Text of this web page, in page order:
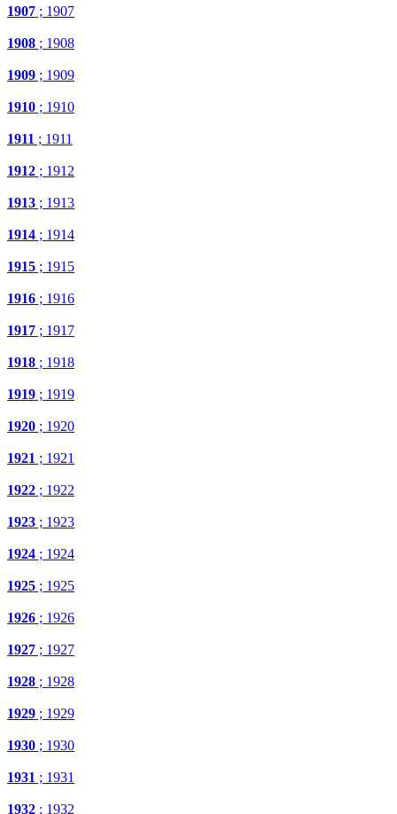
1907 ; 1907
1908 ; 1908
1909 ; 1909
1910 ; 1910
1911 ; 1911
1912 ; 1912
1913 ; 1913
1914 ; 1914
1915 ; 1915
1916 ; 1916
1917 ; 1917
1918 ; 1918
1919 ; 1919
1920 ; 1920
1921 ; 1921
1922 ; 1922
1923 ; 1923
1924 ; 1924
1925 ; 1925
1926 ; 1926
1927 ; 1927
1928 ; 1928
1929 ; 1929
1930 ; 1930
1931 ; 1931
1932 ; 1932